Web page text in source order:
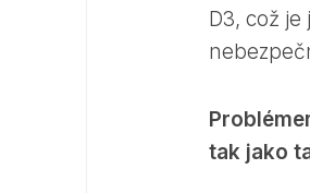
D3, což
tak jako